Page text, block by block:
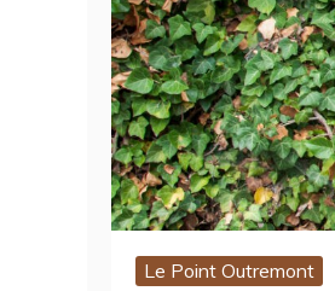
Le Point Outremont